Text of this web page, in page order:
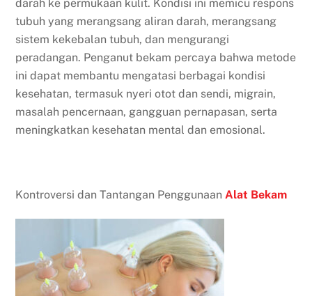
darah ke permukaan kulit. Kondisi ini memicu respons
tubuh yang merangsang aliran darah, merangsang
sistem kekebalan tubuh, dan mengurangi
peradangan. Penganut bekam percaya bahwa metode
ini dapat membantu mengatasi berbagai kondisi
kesehatan, termasuk nyeri otot dan sendi, migrain,
masalah pencernaan, gangguan pernapasan, serta
meningkatkan kesehatan mental dan emosional.
Kontroversi dan Tantangan PenggunaanAlat Bekam